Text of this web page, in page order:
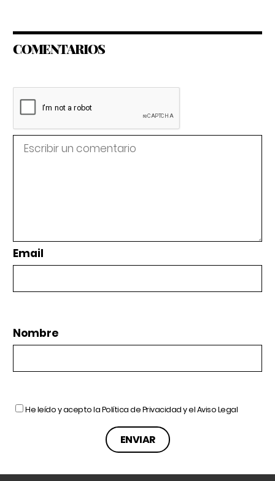
COMENTARIOS
Email
Nombre
He leído y acepto laPolítica de Privacidady elAviso Legal